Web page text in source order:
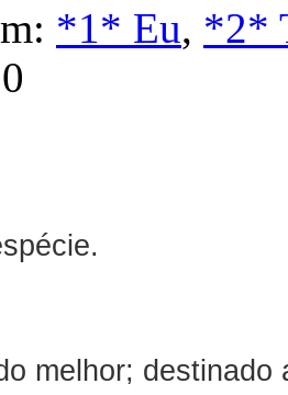
*1* Eu, *2*
melhor; destinado